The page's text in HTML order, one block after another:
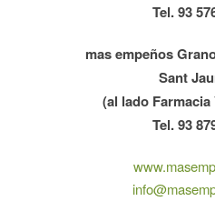
Tel. 93
mas empeños
Sant
(al lado
Tel. 93